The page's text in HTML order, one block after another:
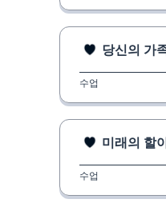
당신의 가
수업
미래의 할
수업